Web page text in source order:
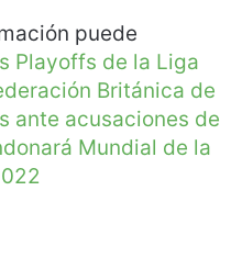
puede
Playoffs de la Liga
Británica de
ante acusaciones de
Mundial de la